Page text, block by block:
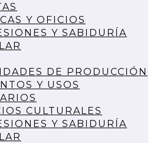
Y OFICIOS
Y SABIDURÍA
DE PRODUCCIÓN
Y USOS
CULTURALES
Y SABIDURÍA